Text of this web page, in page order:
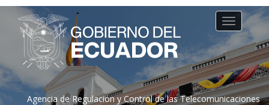
Agencia de Regulación y Control de las Telecomunicaciones
Toggle
navigation